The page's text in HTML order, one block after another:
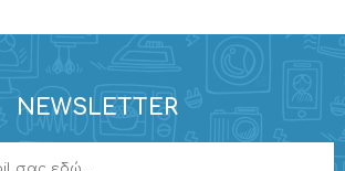
NEWSLETTER